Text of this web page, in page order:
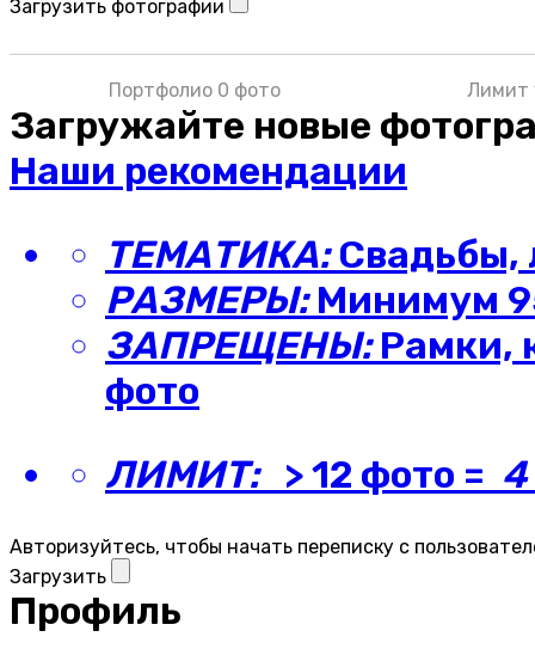
Загрузить фотографии
Портфолио 0 фото Лимит
Загружайте новые
Наши рекомендации
ТЕМАТИКА:Свадьбы,
РАЗМЕРЫ:Минимум
ЗАПРЕЩЕНЫ:Рамки,
фото
ЛИМИТ:> 12 фото = 4
Авторизуйтесь, чтобы начать переписку с
Загрузить
Профиль